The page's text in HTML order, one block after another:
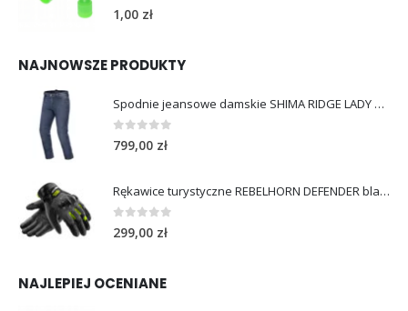
5.00 out of 5
1,00 zł
NAJNOWSZE PRODUKTY
Spodnie jeansowe damskie SHIMA RIDGE LADY blue
0out of 5
799,00 zł
Rękawice turystyczne REBELHORN DEFENDER black yellow fluo
0 out of 5
299,00 zł
NAJLEPIEJ OCENIANE